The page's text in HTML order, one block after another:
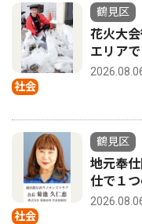
社会
鶴見区
花火大
エリアで
社会
鶴見区
地元奉
仕で１